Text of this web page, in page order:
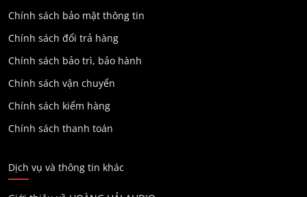
Chính sách bảo mật thông tin
Chính sách đổi trả hàng
Chính sách bảo trì, bảo hành
Chính sách vận chuyển
Chính sách kiểm hàng
Chính sách thanh toán
Dịch vụ và thông tin khác